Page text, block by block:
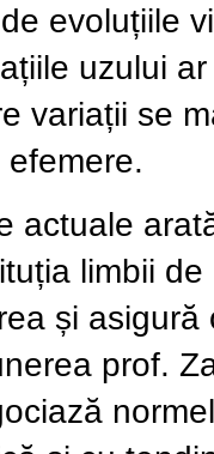
evoluțiile
uzului
variații se
actuale
limbii
și
prof.